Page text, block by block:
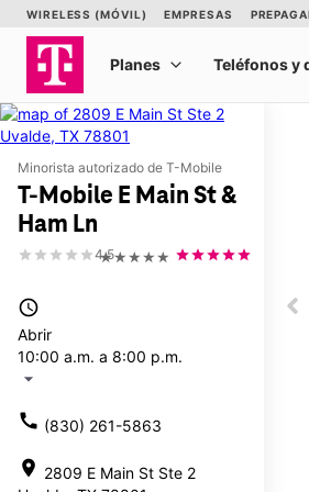
Minorista autorizado de T-Mobile
T-Mobile E Main St &
Ham Ln
★★★★★
4.5
access_time
Abrir
10:00 a.m. a 8:00 p.m.
arrow_drop_down
call (830) 261-5863
location_on 2809 E Main St Ste 2